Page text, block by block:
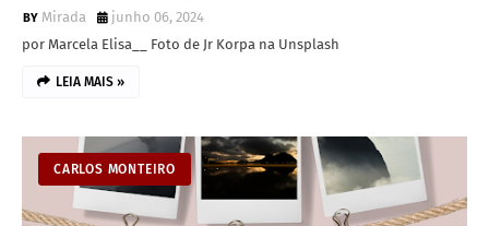
Mirada
junho 06, 2024
por Marcela Elisa__ Foto de Jr Korpa na Unsplash
LEIA MAIS »
CARLOS MONTEIRO